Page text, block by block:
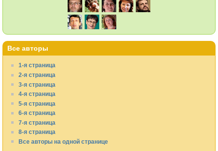
Все авторы
1-я страница
2-я страница
3-я страница
4-я страница
5-я страница
6-я страница
7-я страница
8-я страница
Все авторы на одной странице